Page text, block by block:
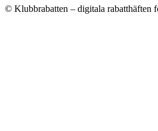
© Klubbrabatten – digitala rabatthäften